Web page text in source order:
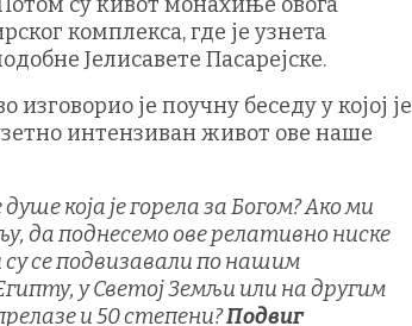
комплекса, где је узнета
Јелисавете Пасарејске.
је поучну беседу у којој је
интензиван живот ове наше
која је горела за Богом? Ако ми
да поднесемо ове релативно ниске
се подвизавали по нашим
у Светој Земљи или на другим
и 50 степени?Подвиг